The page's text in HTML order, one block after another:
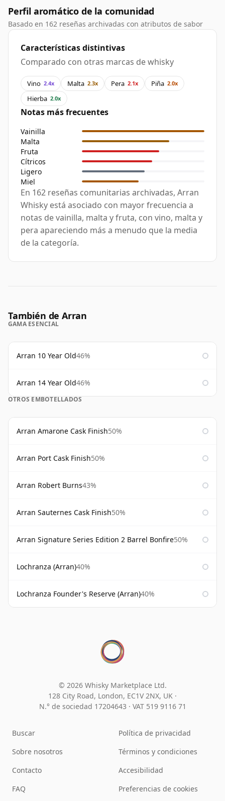
Perfil aromático de la comunidad
Basado en 162 reseñas archivadas con atributos de sabor
Características distintivas
Comparado con otras marcas de whisky
Vino 2.4x Malta 2.3x Pera 2.1x Piña 2.0x
Hierba 2.0x
Notas más frecuentes
Vainilla
Malta
Fruta
Cítricos
Ligero
Miel
En 162 reseñas comunitarias archivadas, Arran
Whisky está asociado con mayor frecuencia a
notas de vainilla, malta y fruta, con vino, malta y
pera apareciendo más a menudo que la media
de la categoría.
También de Arran
GAMA ESENCIAL
Arran 10 Year Old46%
Arran 14 Year Old46%
OTROS EMBOTELLADOS
Arran Amarone Cask Finish50%
Arran Port Cask Finish50%
Arran Robert Burns43%
Arran Sauternes Cask Finish50%
Arran Signature Series Edition 2 Barrel Bonfire50%
Lochranza (Arran)40%
Lochranza Founder's Reserve (Arran)40%
© 2026 Whisky Marketplace Ltd.
128 City Road, London, EC1V 2NX, UK ·
N.° de sociedad 17204643 · VAT 519 9116 71
Buscar
Sobre nosotros
Contacto
FAQ
Política de privacidad
Términos y condiciones
Accesibilidad
Preferencias de cookies